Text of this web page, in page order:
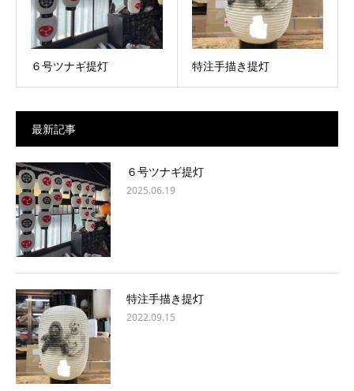
６号ツナギ提灯 特注手描き提灯
最新記事
６号ツナギ提灯
2025.06.19
特注手描き提灯
2022.09.15